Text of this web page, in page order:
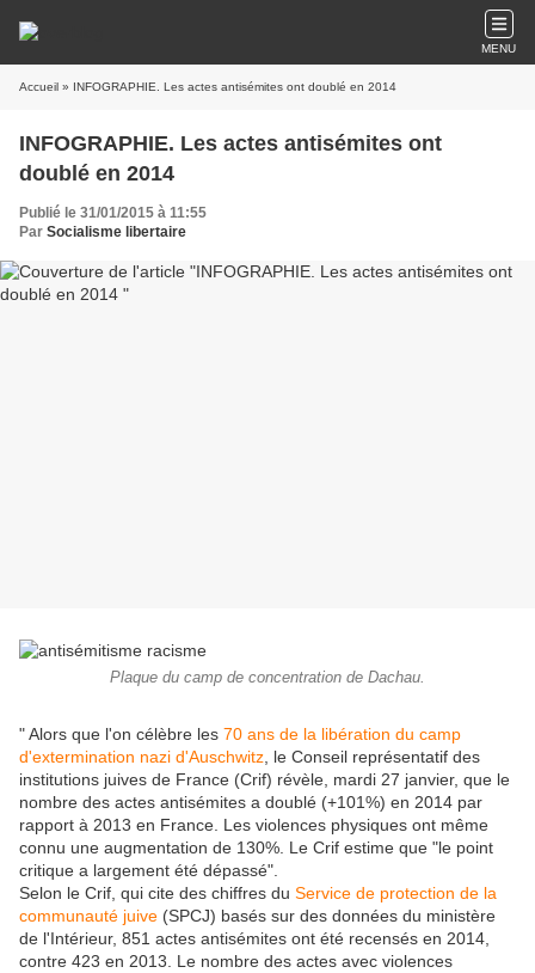
MENU
Accueil » INFOGRAPHIE. Les actes antisémites ont doublé en 2014
INFOGRAPHIE. Les actes antisémites ont
doublé en 2014
Publié le 31/01/2015 à 11:55
Par Socialisme libertaire
Plaque du camp de concentration de Dachau.
" Alors que l'on célèbre les 70 ans de la libération du camp
d'extermination nazi d'Auschwitz , le Conseil représentatif des
institutions juives de France (Crif) révèle, mardi 27 janvier, que le
nombre des actes antisémites a doublé (+101%) en 2014 par
rapport à 2013 en France. Les violences physiques ont même
connu une augmentation de 130%. Le Crif estime que "le point
critique a largement été dépassé".
Selon le Crif, qui cite des chiffres du Service de protection de la
communauté juive (SPCJ) basés sur des données du ministère
de l'Intérieur, 851 actes antisémites ont été recensés en 2014,
contre 423 en 2013. Le nombre des actes avec violences